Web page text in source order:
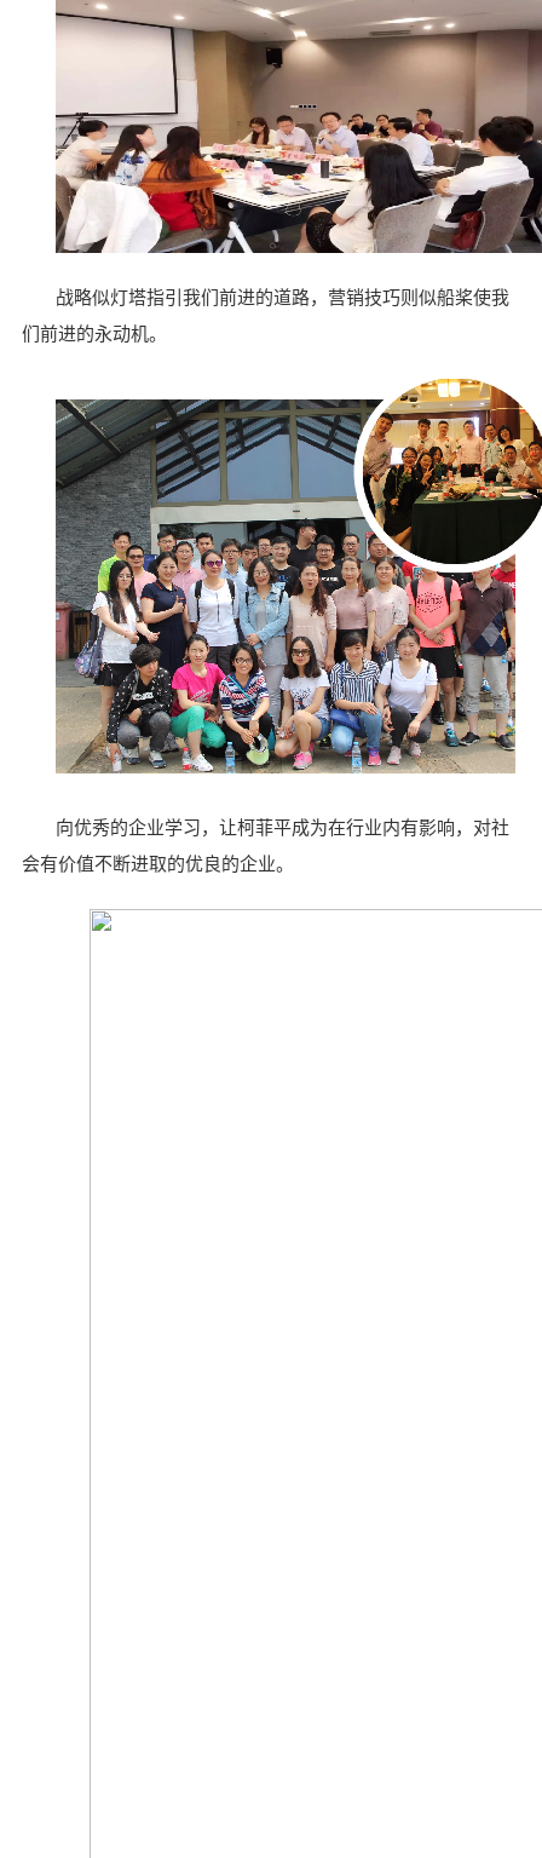
战略似灯塔指引我们前进的道路，营销技巧则似船桨使我
们前进的永动机。
向优秀的企业学习， 让柯菲平成为在行业内有影响，对社
会有价值不断进取的优良的企业。